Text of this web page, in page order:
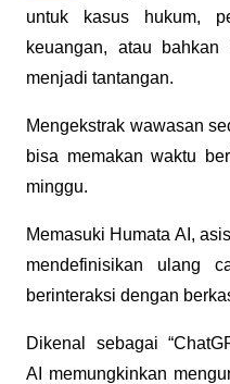
untuk kasus hukum,
keuangan, atau
menjadi tantangan.
Mengekstrak wawasan
bisa memakan waktu
minggu.
Memasuki Humata AI,
mendefinisikan ulang
berinteraksi dengan
Dikenal sebagai
AI memungkinkan